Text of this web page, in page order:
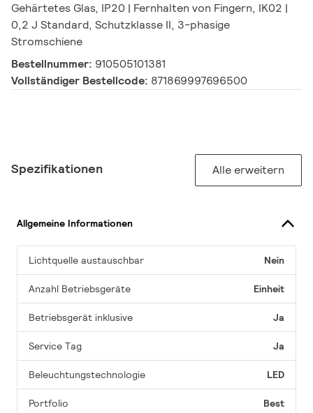
Gehärtetes Glas, IP20 | Fernhalten von Fingern, IK02 |
0,2 J Standard, Schutzklasse II, 3-phasige
Stromschiene
Bestellnummer: 910505101381
Vollständiger Bestellcode: 871869997696500
Spezifikationen Alle erweitern
Allgemeine Informationen
Lichtquelle austauschbar Nein
Anzahl Betriebsgeräte Einheit
Betriebsgerät inklusive Ja
Service Tag Ja
Beleuchtungstechnologie LED
Portfolio Best